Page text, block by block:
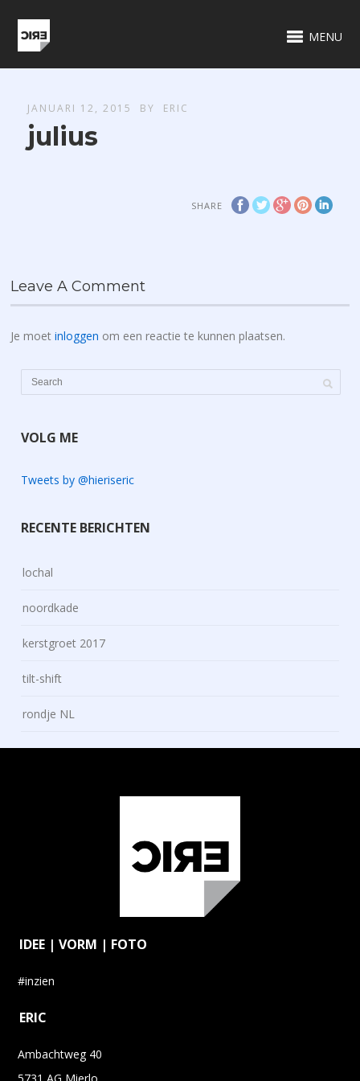
MENU
JANUARI 12, 2015 BY ERIC
julius
SHARE
Leave A Comment
Je moetinloggen om een reactie te kunnen plaatsen.
VOLG ME
Tweets by @hieriseric
RECENTE BERICHTEN
lochal
noordkade
kerstgroet 2017
tilt-shift
rondje NL
IDEE | VORM | FOTO
#inzien
ERIC
Ambachtweg 40
5731 AG Mierlo